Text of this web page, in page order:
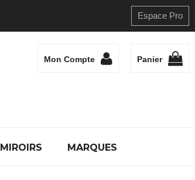
Espace Pro
Mon Compte Panier
MIROIRS MARQUES